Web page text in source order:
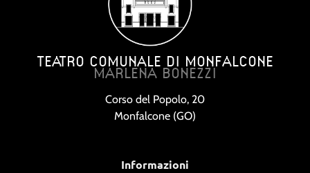
TEATRO COMUNALE DI MONFALCONE
MARLENA BONEZZI
Corso del Popolo, 20
Monfalcone (GO)
Informazioni